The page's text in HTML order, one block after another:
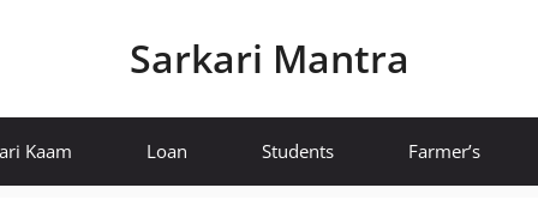
Sarkari Mantra
Kaam Loan Students Farmer’s